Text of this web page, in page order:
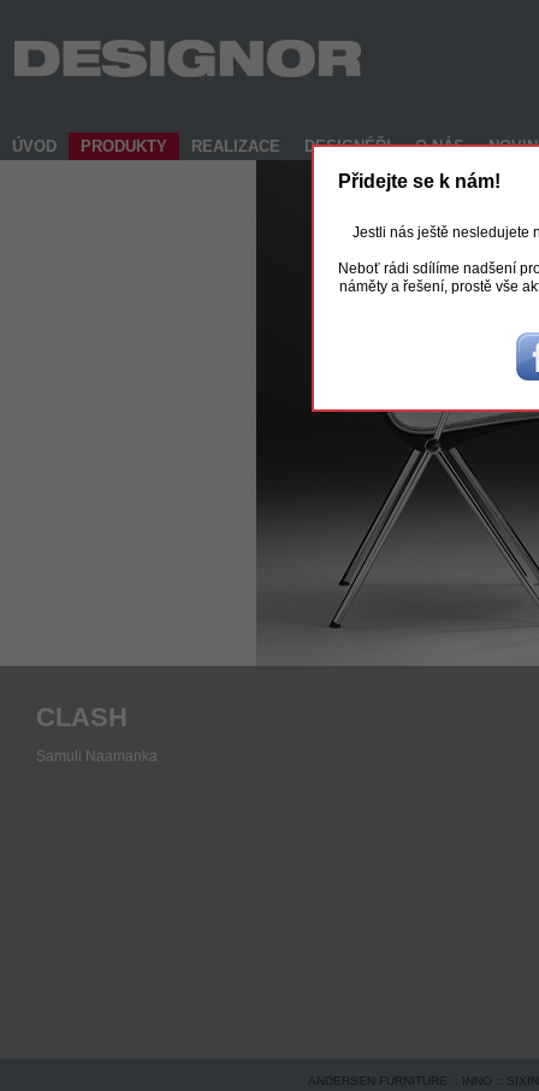
ÚVOD PRODUKTY REALIZACE DESIGNÉŘI O NÁS
CLASH
Samuli Naamanka
ANDERSEN FURNITURE :: INNO ::
Přidejte se k nám!
Jestli nás ještě nesledujete
Neboť rádi sdílíme nadšení
náměty a řešení, prostě vše